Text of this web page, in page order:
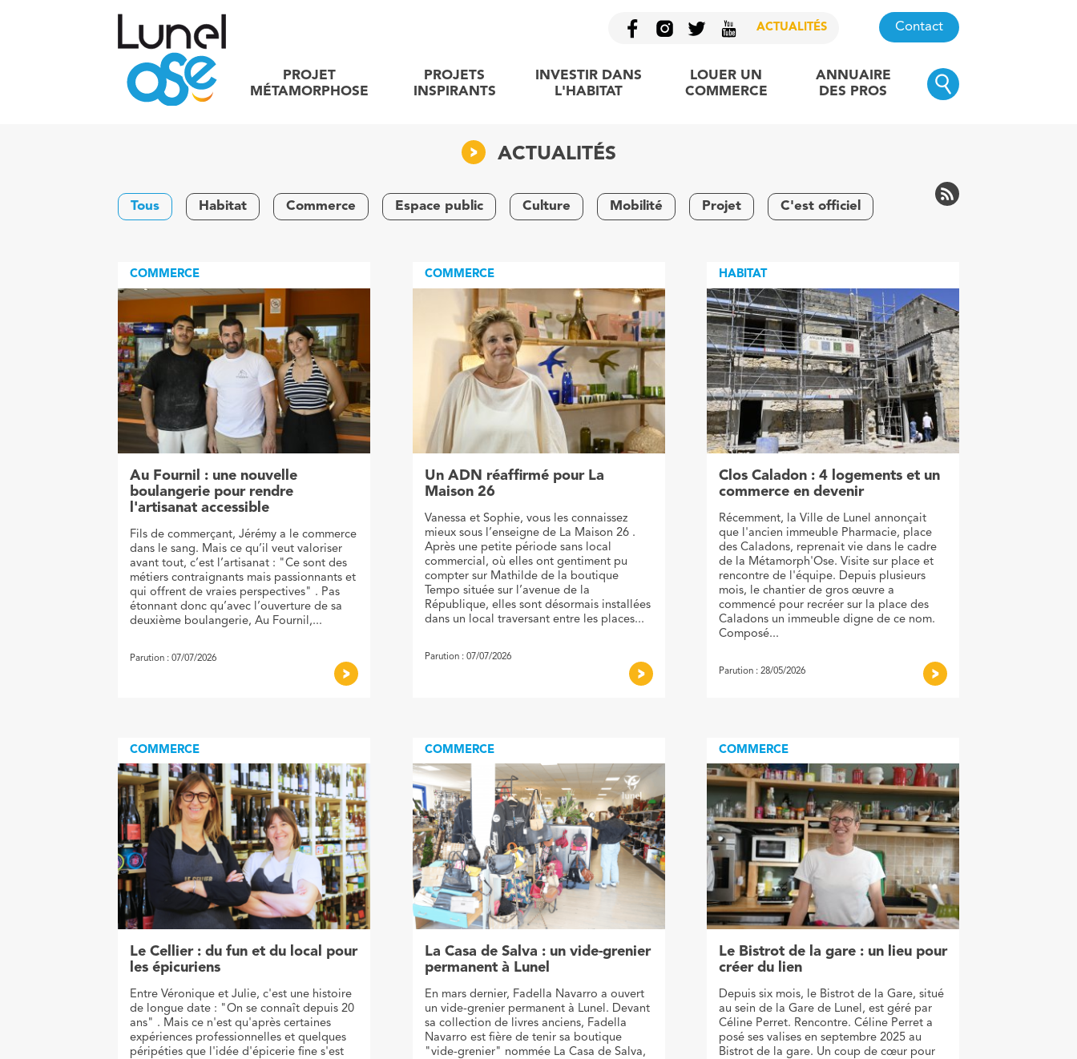
ACTUALITÉS
PROJET
MÉTAMORPHOSE
PROJETS
INSPIRANTS
INVESTIR DANS
L'HABITAT
LOUER UN
COMMERCE
ANNUAIRE
DES PROS
Contact
ACTUALITÉS
Tous Habitat Commerce Espace public Culture Mobilité Projet C'est officiel
COMMERCE
Au Fournil : une nouvelle
boulangerie pour rendre
l'artisanat accessible
Fils de commerçant, Jérémy a le commerce
dans le sang. Mais ce qu’il veut valoriser
avant tout, c’est l’artisanat : "Ce sont des
métiers contraignants mais passionnants et
qui offrent de vraies perspectives" . Pas
étonnant donc qu’avec l’ouverture de sa
deuxième boulangerie, Au Fournil,...
Parution : 07/07/2026
COMMERCE
Un ADN réaffirmé pour La
Maison 26
Vanessa et Sophie, vous les connaissez
mieux sous l’enseigne de La Maison 26 .
Après une petite période sans local
commercial, où elles ont gentiment pu
compter sur Mathilde de la boutique
Tempo située sur l’avenue de la
République, elles sont désormais installées
dans un local traversant entre les places...
Parution : 07/07/2026
HABITAT
Clos Caladon : 4 logements et un
commerce en devenir
Récemment, la Ville de Lunel annonçait
que l'ancien immeuble Pharmacie, place
des Caladons, reprenait vie dans le cadre
de la Métamorph'Ose. Visite sur place et
rencontre de l'équipe. Depuis plusieurs
mois, le chantier de gros œuvre a
commencé pour recréer sur la place des
Caladons un immeuble digne de ce nom.
Composé...
Parution : 28/05/2026
COMMERCE
Le Cellier : du fun et du local pour
les épicuriens
Entre Véronique et Julie, c'est une histoire
de longue date : "On se connaît depuis 20
ans" . Mais ce n'est qu'après certaines
expériences professionnelles et quelques
péripéties que l'idée d'épicerie fine s'est
COMMERCE
La Casa de Salva : un vide-grenier
permanent à Lunel
En mars dernier, Fadella Navarro a ouvert
un vide-grenier permanent à Lunel. Devant
sa collection de livres anciens, Fadella
Navarro est fière de tenir sa boutique
"vide-grenier" nommée La Casa de Salva,
COMMERCE
Le Bistrot de la gare : un lieu pour
créer du lien
Depuis six mois, le Bistrot de la Gare, situé
au sein de la Gare de Lunel, est géré par
Céline Perret. Rencontre. Céline Perret a
posé ses valises en septembre 2025 au
Bistrot de la gare. Un coup de cœur pour